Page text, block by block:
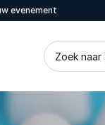
evenement
Zoek